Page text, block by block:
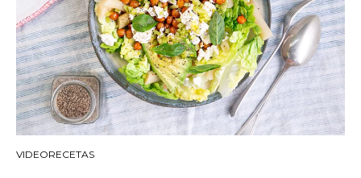
VIDEORECETAS